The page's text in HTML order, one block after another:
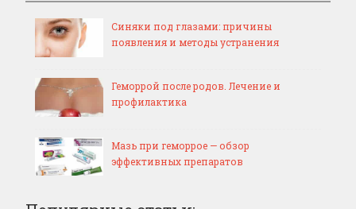
Синяки под глазами: причины
появления и методы устранения
Геморрой после родов. Лечение и
профилактика
Мазь при геморрое — обзор
эффективных препаратов